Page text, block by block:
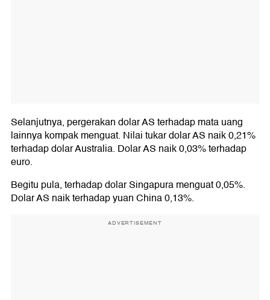
Selanjutnya, pergerakan dolar AS terhadap mata uang
lainnya kompak menguat. Nilai tukar dolar AS naik 0,21%
terhadap dolar Australia. Dolar AS naik 0,03% terhadap
euro.
Begitu pula, terhadap dolar Singapura menguat 0,05%.
Dolar AS naik terhadap yuan China 0,13%.
ADVERTISEMENT